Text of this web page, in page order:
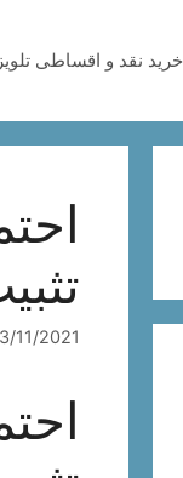
خرید نقد و اقساطی
11/2021